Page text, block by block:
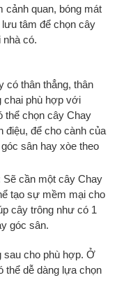
cảnh quan, bóng mát
tâm để chọn cây
nhà có.
có thân thẳng, thân
chai phù hợp với
thể chọn cây Chay
điệu, để cho cành của
sân hay xòe theo
Sẽ cần một cây Chay
tạo sự mềm mại cho
cây trông như có 1
góc sân.
sau cho phù hợp. Ở
thể dễ dàng lựa chọn